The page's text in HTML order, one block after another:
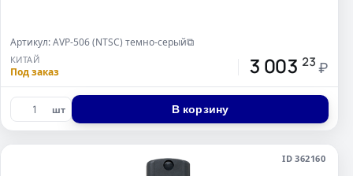
Артикул: AVP-506 (NTSC) темно-серый⧉
КИТАЙ
Под заказ 3 003 23 ₽
шт В корзину
ID 362160